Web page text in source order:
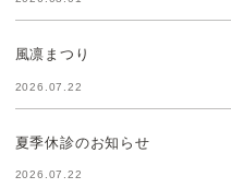
風凛まつり
2026.07.22
夏季休診のお知らせ
2026.07.22